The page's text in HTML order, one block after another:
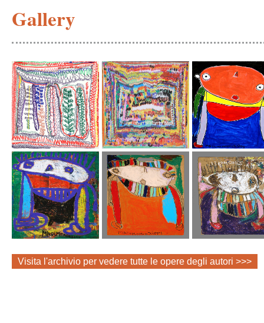
Gallery
Visita l'archivio per vedere tutte le opere degli autori >>>